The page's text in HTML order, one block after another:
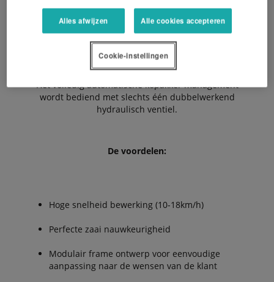
volledige controle over alle instellingen.
Daarnaast is het werktuig voorbereid op
GEOCONTROL met het oog op de zaaizaad
hoeveelheid en afsluiting van de halve werkbreedte.
Het volledig automatische kopakker management
wordt bediend met slechts één dubbelwerkend
hydraulisch ventiel.
De voordelen:
Hoge snelheid bewerking (10-18km/h)
Perfecte zaai nauwkeurigheid
Modulair frame ontwerp voor eenvoudige
aanpassing naar de wensen van de klant
Alles afwijzen Alle cookies accepteren
Cookie-instellingen